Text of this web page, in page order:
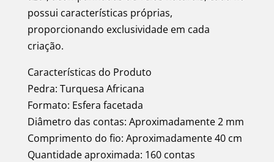
possui características próprias,
proporcionando exclusividade em cada
criação.
Características do Produto
Pedra: Turquesa Africana
Formato: Esfera facetada
Diâmetro das contas: Aproximadamente 2 mm
Comprimento do fio: Aproximadamente 40 cm
Quantidade aproximada: 160 contas